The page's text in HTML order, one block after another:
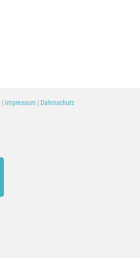
| Impressum | Datenschutz